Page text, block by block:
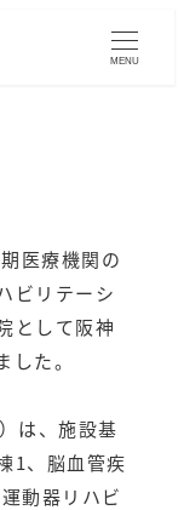
MENU
医療機関の
ビリテーシ
として阪神
た。
は、施設基
1、脳血管疾
動器リハビ